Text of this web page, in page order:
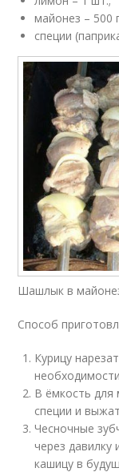
майонез – 500
специи
Шашлык в
Способ
Курицу
В ёмкость для
специи и
Чесночные
через
кашицу в